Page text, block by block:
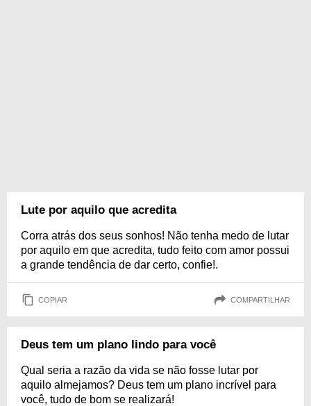
Lute por aquilo que acredita
Corra atrás dos seus sonhos! Não tenha medo de lutar
por aquilo em que acredita, tudo feito com amor possui
a grande tendência de dar certo, confie!.
COPIAR COMPARTILHAR
Deus tem um plano lindo para você
Qual seria a razão da vida se não fosse lutar por
aquilo almejamos? Deus tem um plano incrível para
você, tudo de bom se realizará!